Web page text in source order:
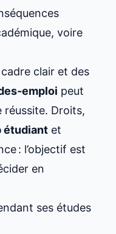
voire
clair et des
peut
Droits,
étudiant et
: l’objectif est
en
ses études